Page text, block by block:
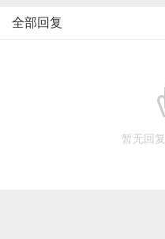
全部回复
暂无回